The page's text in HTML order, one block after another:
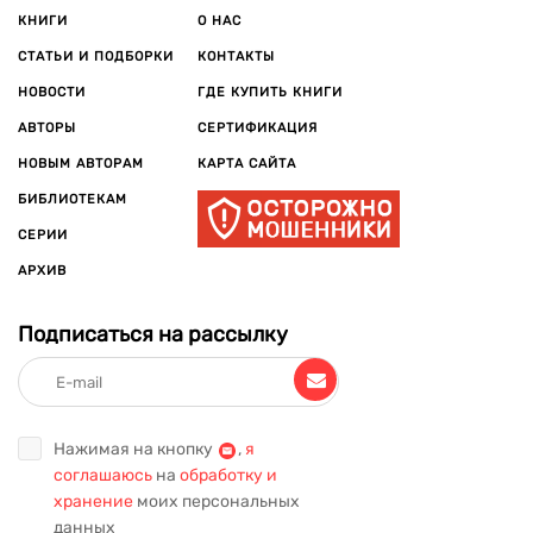
КНИГИ
СТАТЬИ И ПОДБОРКИ
НОВОСТИ
АВТОРЫ
НОВЫМ АВТОРАМ
БИБЛИОТЕКАМ
СЕРИИ
АРХИВ
О НАС
КОНТАКТЫ
ГДЕ КУПИТЬ КНИГИ
СЕРТИФИКАЦИЯ
КАРТА САЙТА
Подписаться на рассылку
Нажимая на кнопку , я
соглашаюсь на обработку и
хранение моих персональных
данных